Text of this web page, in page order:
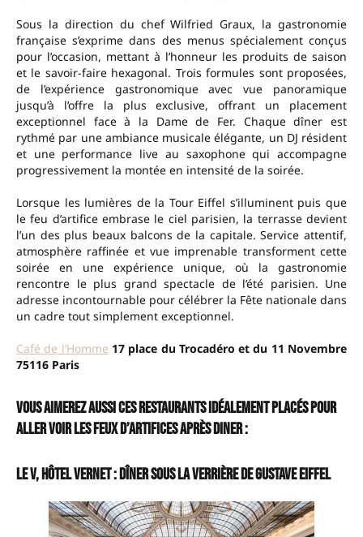
Sous la direction du chef Wilfried Graux, la gastronomie
française s’exprime dans des menus spécialement conçus
pour l’occasion, mettant à l’honneur les produits de saison
et le savoir-faire hexagonal. Trois formules sont proposées,
de l’expérience gastronomique avec vue panoramique
jusqu’à l’offre la plus exclusive, offrant un placement
exceptionnel face à la Dame de Fer. Chaque dîner est
rythmé par une ambiance musicale élégante, un DJ résident
et une performance live au saxophone qui accompagne
progressivement la montée en intensité de la soirée.
Lorsque les lumières de la Tour Eiffel s’illuminent puis que
le feu d’artifice embrase le ciel parisien, la terrasse devient
l’un des plus beaux balcons de la capitale. Service attentif,
atmosphère raffinée et vue imprenable transforment cette
soirée en une expérience unique, où la gastronomie
rencontre le plus grand spectacle de l’été parisien. Une
adresse incontournable pour célébrer la Fête nationale dans
un cadre tout simplement exceptionnel.
Café de l’Homme 17 place du Trocadéro et du 11 Novembre
75116 Paris
Vous aimerez aussi ces restaurants idéalement placés pour
aller voir les feux d’artifices après diner :
Le V, Hôtel Vernet : dîner sous la verrière de Gustave Eiffel